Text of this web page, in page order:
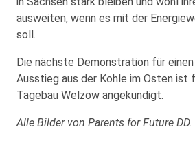
ausweiten, wenn es mit der
soll.
Die nächste Demonstration für
Ausstieg aus der Kohle im Osten ist
Tagebau Welzow angekündigt.
Alle Bilder von Parents for Future DD.